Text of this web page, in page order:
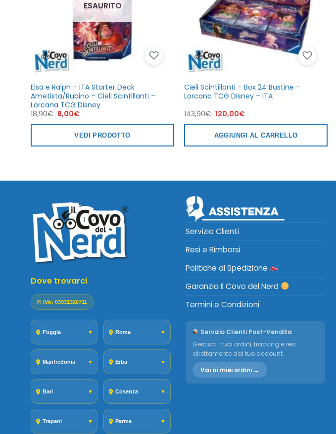
ESAURITO
Elsa e Ralph – ITA Starter Deck
Ametista/Rubino – Cieli Scintillanti –
Lorcana TCG Disney
18,90€ Il
prezzo
originale
18,90€.
8,00€Il
attuale
è:
8,00€.
VEDI PRODOTTO
Cieli Scintillanti – Box 24 Bustine –
Lorcana TCG Disney – ITA
143,90€ Il
prezzo
originale
era:
143,90€.
120,00€Il
attuale
è:
120,00€.
AGGIUNGI AL CARRELLO
Dove trovarci
P. IVA: 03931320711
Foggia ▼ Roma ▼
Manfredonia ▼ Erba ▼
Bari ▼ Cosenza ▼
Trapani ▼ Parma ▼
Servizio Clienti
Resi e Rimborsi
Politiche di Spedizione
Garanzia Il Covo del Nerd
Termini e Condizioni
Servizio Clienti Post-Vendita
Gestisci i tuoi ordini, tracking e resi
direttamente dal tuo account.
Vai ai miei ordini →